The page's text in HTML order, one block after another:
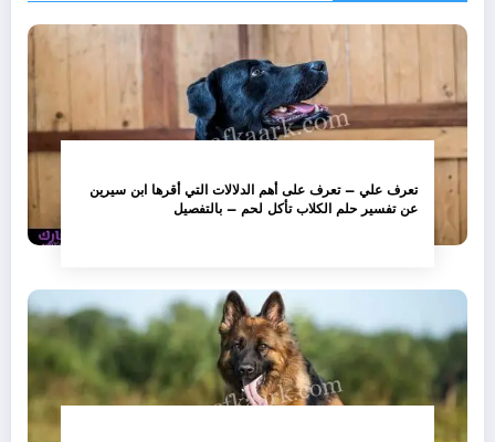
تعرف علي – تعرف على أهم الدلالات التي أقرها ابن سيرين
عن تفسير حلم الكلاب تأكل لحم – بالتفصيل